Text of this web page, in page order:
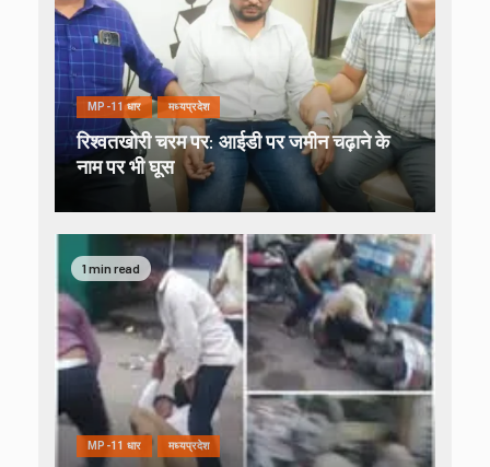
MP-11 धार मध्यप्रदेश
रिश्वतखोरी चरम पर: आईडी पर जमीन चढ़ाने के
नाम पर भी घूस
1 min read
MP-11 धार मध्यप्रदेश